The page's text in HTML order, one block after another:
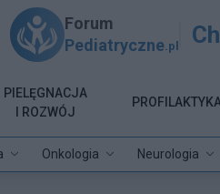
Forum
Pediatryczne.pl
Onkologia Neurologia
PIELĘGNACJA
I ROZWÓJ